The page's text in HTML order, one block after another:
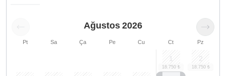
Ağustos 2026
Pt Sa Ça Pe Cu Ct Pz
1 2